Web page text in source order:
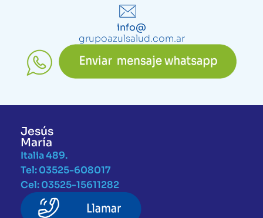
info@
grupoazulsalud.com.ar
Jesús
María
Italia 489.
Tel: 03525-608017
Cel: 03525-15611282